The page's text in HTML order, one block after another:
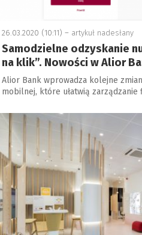
26.03.2020 (10:11) – artykuł nadesłany
Samodzielne odzyskanie
na klik”. Nowości w Alior
Alior Bank wprowadza kolejne
mobilnej, które ułatwią zarządzanie